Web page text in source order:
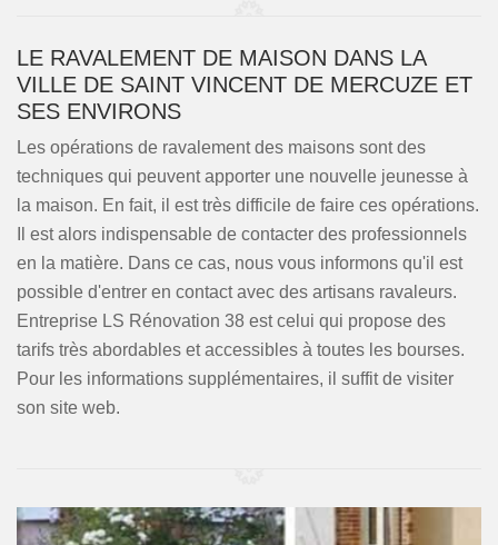
LE RAVALEMENT DE MAISON DANS LA
VILLE DE SAINT VINCENT DE MERCUZE ET
SES ENVIRONS
Les opérations de ravalement des maisons sont des
techniques qui peuvent apporter une nouvelle jeunesse à
la maison. En fait, il est très difficile de faire ces opérations.
Il est alors indispensable de contacter des professionnels
en la matière. Dans ce cas, nous vous informons qu'il est
possible d'entrer en contact avec des artisans ravaleurs.
Entreprise LS Rénovation 38 est celui qui propose des
tarifs très abordables et accessibles à toutes les bourses.
Pour les informations supplémentaires, il suffit de visiter
son site web.